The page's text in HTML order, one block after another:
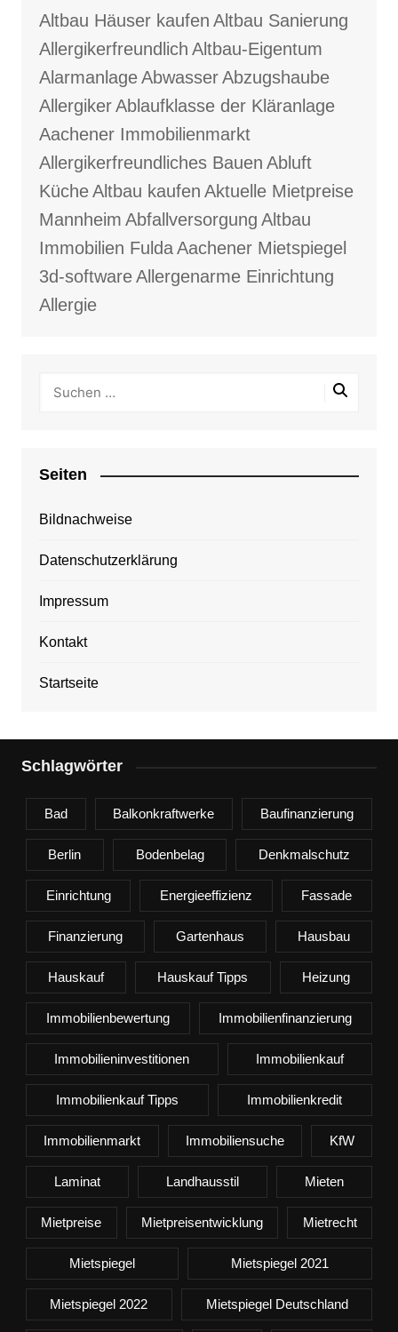
Altbau Häuser kaufen Altbau Sanierung
Allergikerfreundlich Altbau-Eigentum
AlarmanlageAbwasserAbzugshaube
AllergikerAblaufklasse der Kläranlage
Aachener Immobilienmarkt
Allergikerfreundliches Bauen Abluft
KücheAltbau kaufen Aktuelle Mietpreise
Mannheim Abfallversorgung Altbau
Immobilien FuldaAachener Mietspiegel
3d-softwareAllergenarme Einrichtung
Allergie
Seiten
Bildnachweise
Datenschutzerklärung
Impressum
Kontakt
Startseite
Schlagwörter
Bad Balkonkraftwerke Baufinanzierung
Berlin Bodenbelag Denkmalschutz
Einrichtung Energieeffizienz Fassade
Finanzierung Gartenhaus Hausbau
Hauskauf Hauskauf Tipps Heizung
Immobilienbewertung Immobilienfinanzierung
Immobilieninvestitionen Immobilienkauf
Immobilienkauf Tipps Immobilienkredit
Immobilienmarkt Immobiliensuche KfW
Laminat Landhausstil Mieten
Mietpreise Mietpreisentwicklung Mietrecht
Mietspiegel Mietspiegel 2021
Mietspiegel 2022 Mietspiegel Deutschland